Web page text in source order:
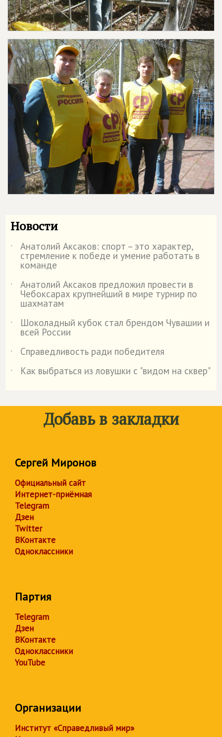
Новости
˙ Анатолий Аксаков: спорт – это характер,
стремление к победе и умение работать в
команде
˙
Анатолий Аксаков предложил провести в
Чебоксарах крупнейший в мире турнир по
шахматам
˙
Шоколадный кубок стал брендом Чувашии и
всей России
˙
Справедливость ради победителя
˙
Как выбраться из ловушки с "видом на сквер"
Добавь в закладки
Сергей Миронов
Официальный сайт
Интернет-приёмная
Telegram
Дзен
Twitter
ВКонтакте
Одноклассники
Партия
Telegram
Дзен
ВКонтакте
Одноклассники
YouTube
Организации
Институт «Справедливый мир»